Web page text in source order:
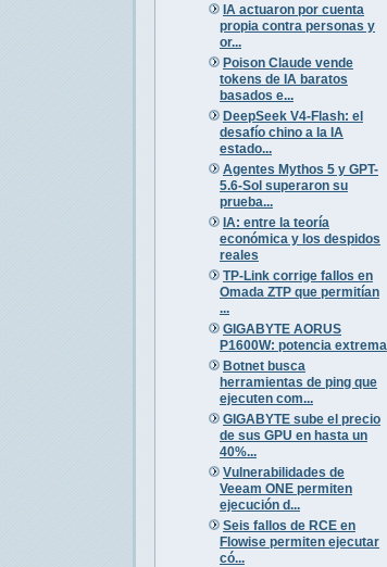
IA actuaron por cuenta
propia contra personas y
or...
Poison Claude vende
tokens de IA baratos
basados e...
DeepSeek V4-Flash: el
desafío chino a la IA
estado...
Agentes Mythos 5 y GPT-
5.6-Sol superaron su
prueba...
IA: entre la teoría
económica y los despidos
reales
TP-Link corrige fallos en
Omada ZTP que permitían
...
GIGABYTE AORUS
P1600W: potencia extrema
Botnet busca
herramientas de ping que
ejecuten com...
GIGABYTE sube el precio
de sus GPU en hasta un
40%...
Vulnerabilidades de
Veeam ONE permiten
ejecución d...
Seis fallos de RCE en
Flowise permiten ejecutar
có...